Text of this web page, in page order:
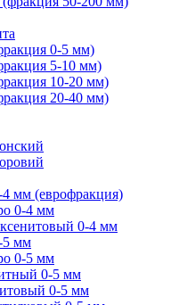
0-5 мм)
5-10 мм)
10-20 мм)
20-40 мм)
мм (еврофракция)
0-4 мм
0-4 мм
5 мм
0-5 мм
0-5 мм
0-5 мм